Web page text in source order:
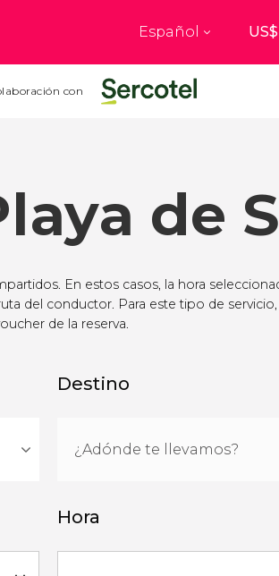
Top destinos
París
España España
Ámsterdam Milán
Praga
República Checa
Oporto
Portugal
Español
con
de
En estos casos, la hora
del conductor. Para este tipo de servicio,
de la reserva.
Destino
Hora